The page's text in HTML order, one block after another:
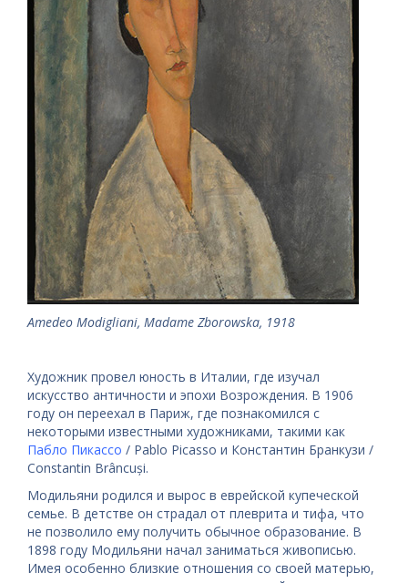
Amedeo Modigliani, Madame Zborowska, 1918
Художник провел юность в Италии, где изучал
искусство античности и эпохи Возрождения. В 1906
году он переехал в Париж, где познакомился с
некоторыми известными художниками, такими как
Пабло Пикассо / Pablo Picasso и Константин Бранкузи /
Constantin Brâncuși.
Модильяни родился и вырос в еврейской купеческой
семье. В детстве он страдал от плеврита и тифа, что
не позволило ему получить обычное образование. В
1898 году Модильяни начал заниматься живописью.
Имея особенно близкие отношения со своей матерью,